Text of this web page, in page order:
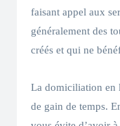
faisant appel aux
généralement des
créés et qui ne
La domiciliation en
de gain de temps.